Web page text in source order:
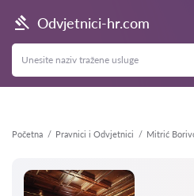
Odvjetnici-hr.com
Početna Pravnici i Odvjetnici Mitrić
Natrag